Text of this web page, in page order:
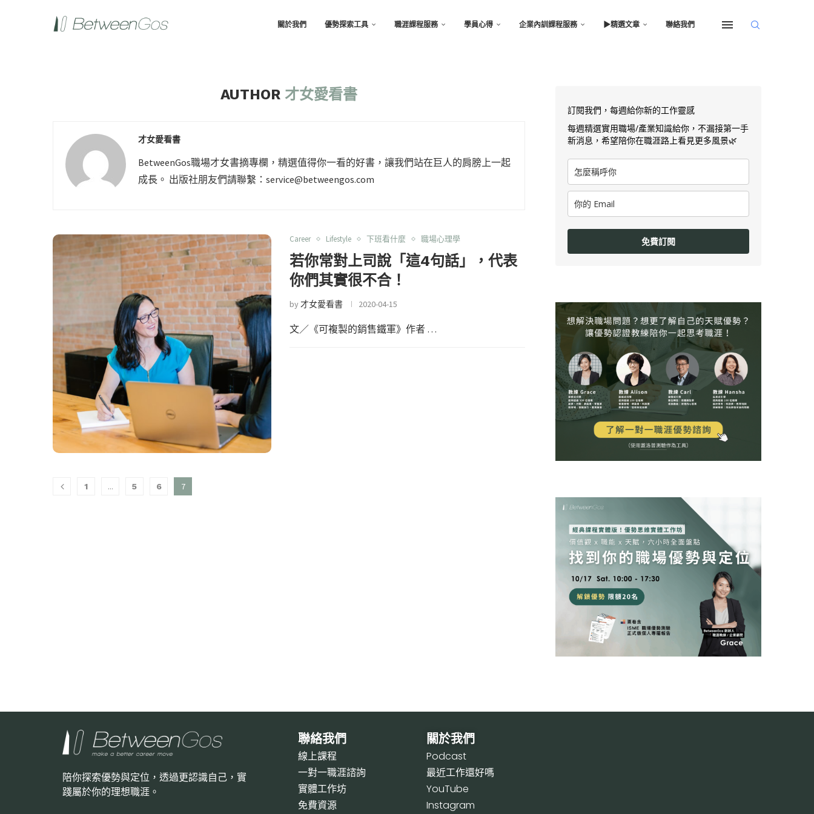
關於我們 優勢探索工具 職涯課程服務 學員心得 企業內訓課程服務 ▶︎精選文章 聯絡我們
AUTHOR 才女愛看書
才女愛看書
BetweenGos職場才女書摘專欄，精選值得你一看的好書，讓我們站在巨人的肩膀上一起
成長。 出版社朋友們請聯繫： service@betweengos.com
Career Lifestyle 下班看什麼 職場心理學
若你常對上司說「這4句話」，代表
你們其實很不合！
by才女愛看書 2020-04-15
文／《可複製的銷售鐵軍》作者 …
1 ... 5 6 7
訂閱我們，每週給你新的工作靈感
每週精選實用職場/產業知識給你，不漏接第一手
新消息，希望陪你在職涯路上看見更多風景🌿
免費訂閱
陪你探索優勢與定位，透過更認識自己，實
踐屬於你的理想職涯。
聯絡我們
線上課程
一對一職涯諮詢
實體工作坊
免費資源
關於我們
Podcast
最近工作還好嗎
YouTube
Instagram